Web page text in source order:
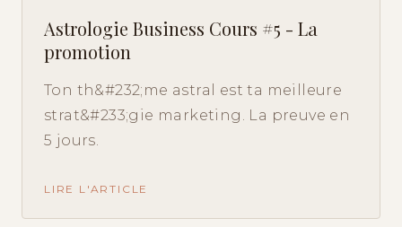
Astrologie Business Cours #5 - La
promotion
Ton th&#232;me astral est ta meilleure
strat&#233;gie marketing. La preuve en
5 jours.
LIRE L'ARTICLE